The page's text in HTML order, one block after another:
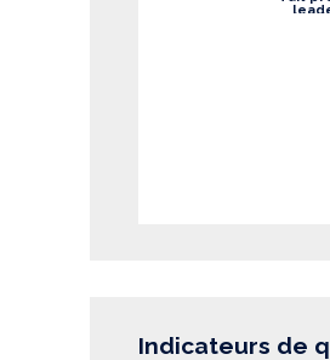
Indicateurs de